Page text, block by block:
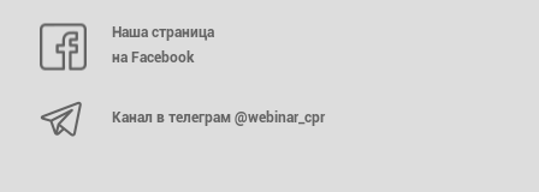
Наша страница
на Facebook
Канал в телеграм @webinar_cpr